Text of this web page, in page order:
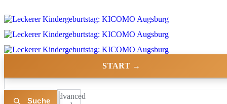
START →
Advanced
Liste Karte